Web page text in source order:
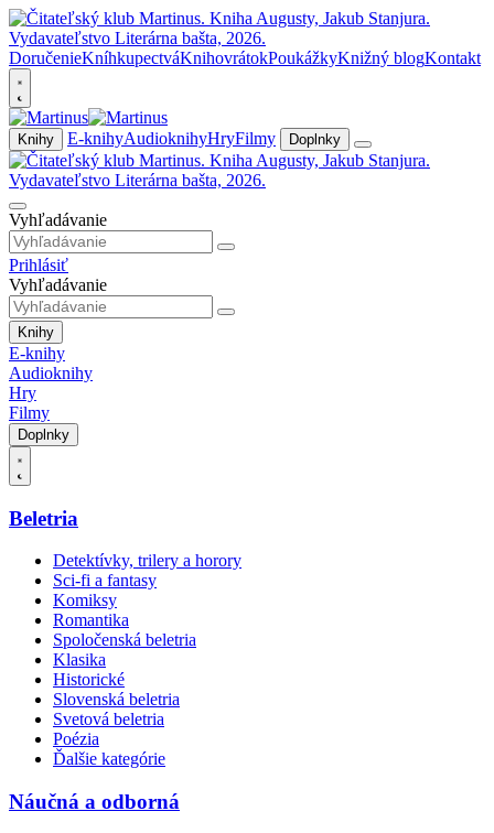
DoručenieKníhkupectváKnihovrátokPoukážkyKnižný blogKontakt
Knihy E-knihyAudioknihyHryFilmy Doplnky
Vyhľadávanie
Prihlásiť
Vyhľadávanie
Knihy
E-knihy
Audioknihy
Hry
Filmy
Doplnky
Beletria
Detektívky, trilery a horory
Sci-fi a fantasy
Komiksy
Romantika
Spoločenská beletria
Klasika
Historické
Slovenská beletria
Svetová beletria
Poézia
Ďalšie kategórie
Náučná a odborná